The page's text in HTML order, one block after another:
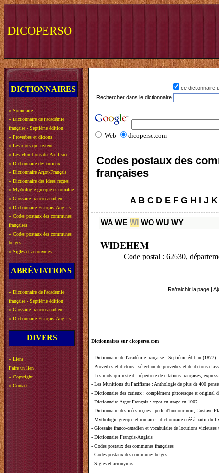
DICOPERSO
DICTIONNAIRES
» Sommaire
» Dictionnaire de l'académie
française - Septième édition
» Proverbes et dictons
» Les mots qui restent
» Les Munitions du Pacifisme
» Dictionnaire des curieux
» Dictionnaire Argot-Français
» Dictionnaire des idées reçues
» Mythologie grecque et romaine
» Glossaire franco-canadien
» Dictionnaire Français-Anglais
» Codes postaux des communes
françaises
» Codes postaux des communes
belges
» Sigles et acronymes
ABRÉVIATIONS
» Dictionnaire de l'académie
française - Septième édition
» Glossaire franco-canadien
» Dictionnaire Français-Anglais
DIVERS
» Liens
Faire un lien
» Copyright
» Contact
ce dictionnaire
Rechercher dans le dictionnaire
Web dicoperso.com
Codes postaux des
françaises
A B C D E F G H I J K
WA WE WI WO WU WY
WIDEHEM
Code postal : 62630,
Rafraichir la page
Dictionnaires sur dicoperso.com
- Dictionnaire de l'académie française - Septième édition (1877)
- Proverbes et dictons : sélection de proverbes et de dictons
- Les mots qui restent : répertoire de citations françaises,
- Les Munitions du Pacifisme : Anthologie de plus de 400
- Dictionnaire des curieux : complément pittoresque et original
- Dictionnaire Argot-Français : argot en usage en 1907.
- Dictionnaire des idées reçues : perle d'humour noir, Gustave
- Mythologie grecque et romaine : dictionnaire créé à partir du
- Glossaire franco-canadien et vocabulaire de locutions vicieuses
- Dictionnaire Français-Anglais
- Codes postaux des communes françaises
- Codes postaux des communes belges
- Sigles et acronymes